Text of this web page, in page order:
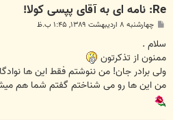
Re: نامه ای به آقای پپسی کولا!
س
ت
چهارشنبه ۸ اردیبهشت ۱۳۸۹, ۱:۴۵ ب.ظ
سلام .
ممنون از تذکرتون
ولی برادر جان! من ننوشتم فقط این ها
من این ها رو می شناختم گفتم شما هم